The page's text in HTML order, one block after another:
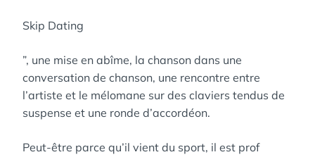
Skip Dating
”, une mise en abîme, la chanson dans une
conversation de chanson, une rencontre entre
l’artiste et le mélomane sur des claviers tendus de
suspense et une ronde d’accordéon.
Peut-être parce qu’il vient du sport, il est prof